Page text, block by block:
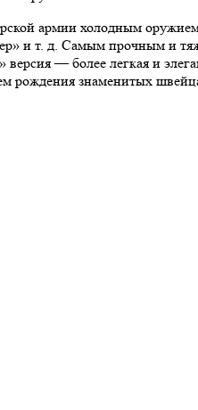
армии холодным
и т. д. Самым прочным и
— более легкая и
рождения знаменитых